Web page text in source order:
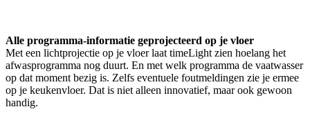
Alle programma-informatie geprojecteerd op je vloer
Met een lichtprojectie op je vloer laat timeLight zien hoelang het
afwasprogramma nog duurt. En met welk programma de vaatwasser
op dat moment bezig is. Zelfs eventuele foutmeldingen zie je ermee
op je keukenvloer. Dat is niet alleen innovatief, maar ook gewoon
handig.